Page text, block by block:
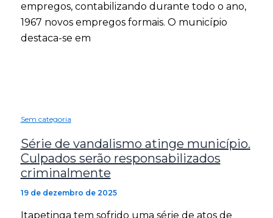
empregos, contabilizando durante todo o ano,
1967 novos empregos formais. O município
destaca-se em
Sem categoria
Série de vandalismo atinge município.
Culpados serão responsabilizados
criminalmente
19 de dezembro de 2025
Itapetinga tem sofrido uma série de atos de